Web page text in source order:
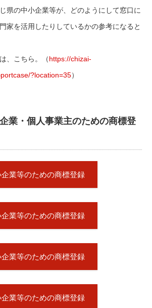
県の中小企業等が、どのようにして窓口に
家を活用したりしているかの参考になると
は、こちら。（https://chizai-
?location=35）
業・個人事業主のための商標登
企業等のための商標登録
企業等のための商標登録
企業等のための商標登録
企業等のための商標登録